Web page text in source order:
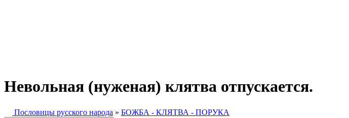
Невольная (нуженая) клятва отпускается.
Пословицы русского народа » БОЖБА - КЛЯТВА - ПОРУКА